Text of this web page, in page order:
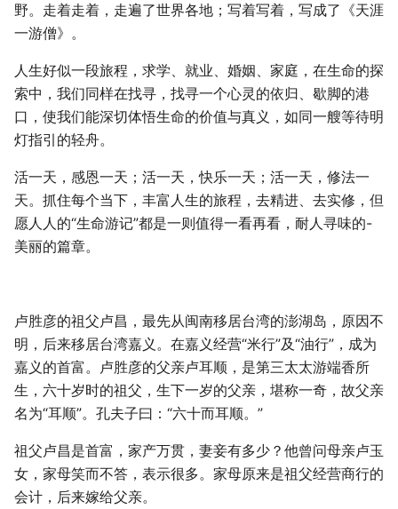
野。走着走着，走遍了世界各地；写着写着，写成了《天涯
一游僧》。
人生好似一段旅程，求学、就业、婚姻、家庭，在生命的探
索中，我们同样在找寻，找寻一个心灵的依归、歇脚的港
口，使我们能深切体悟生命的价值与真义，如同一艘等待明
灯指引的轻舟。
活一天，感恩一天；活一天，快乐一天；活一天，修法一
天。抓住每个当下，丰富人生的旅程，去精进、去实修，但
愿人人的“生命游记”都是一则值得一看再看，耐人寻味的-
美丽的篇章。
卢胜彦的祖父卢昌，最先从闽南移居台湾的澎湖岛，原因不
明，后来移居台湾嘉义。在嘉义经营“米行”及“油行”，成为
嘉义的首富。卢胜彦的父亲卢耳顺，是第三太太游端香所
生，六十岁时的祖父，生下一岁的父亲，堪称一奇，故父亲
名为“耳顺”。孔夫子曰：“六十而耳顺。”
祖父卢昌是首富，家产万贯，妻妾有多少？他曾问母亲卢玉
女，家母笑而不答，表示很多。家母原来是祖父经营商行的
会计，后来嫁给父亲。